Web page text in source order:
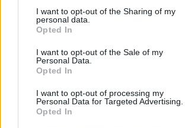
not limited to your visit or usage behaviour.
grant or deny consent to Google and its
use your data for below specified purposes
consent section.
I want to opt-out of the Sharing of my
personal data.
Opted In
I want to opt-out of the Sale of my
Personal Data.
Opted In
I want to opt-out of processing my
Personal Data for Targeted Advertising.
Opted In
“Painon ja kehonkoostumuksen
liittyy merkittäviä riskejä
asiantuntijaohjauksessa ja vasta
urheiluvaiheessa, jolloin
Tutkimus toteutettiin osana